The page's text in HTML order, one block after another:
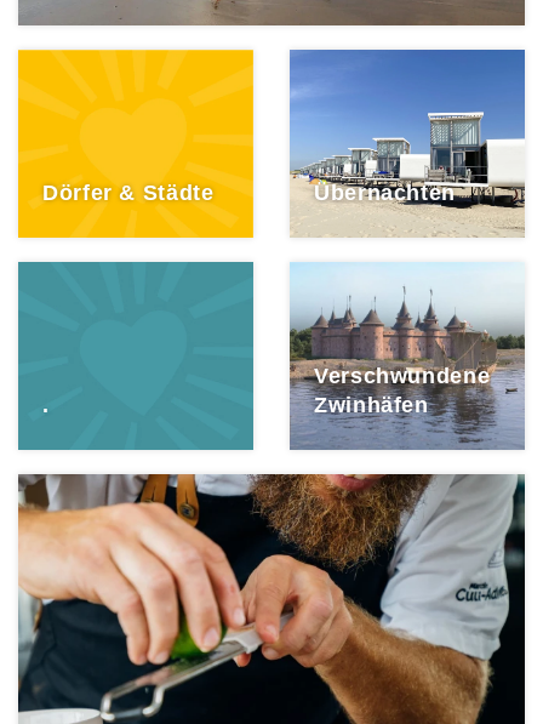
Dörfer & Städte Übernachten
.
Verschwundene
Zwinhäfen